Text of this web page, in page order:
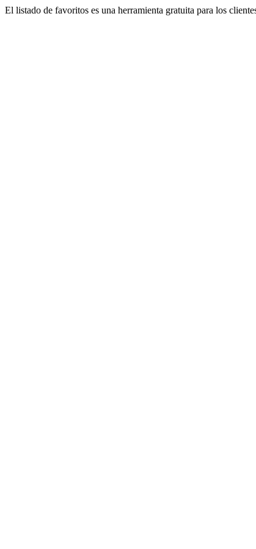
El listado de favoritos es una herramienta gratuita para los